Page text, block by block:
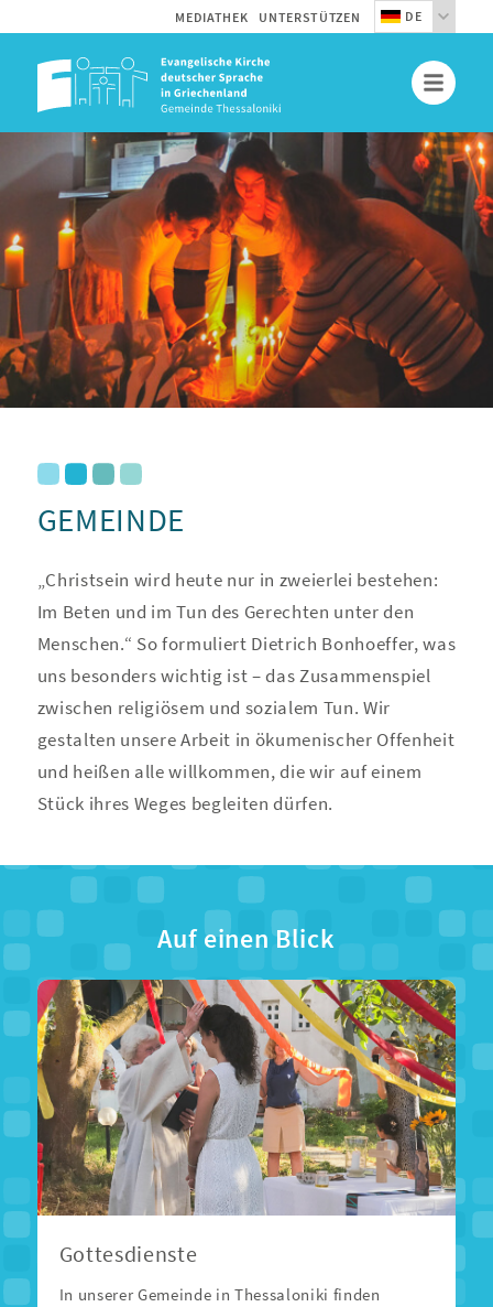
MEDIATHEK UNTERSTÜTZEN DE
GEMEINDE
„Christsein wird heute nur in zweierlei bestehen:
Im Beten und im Tun des Gerechten unter den
Menschen.“ So formuliert Dietrich Bonhoeffer, was
uns besonders wichtig ist – das Zusammenspiel
zwischen religiösem und sozialem Tun. Wir
gestalten unsere Arbeit in ökumenischer Offenheit
und heißen alle willkommen, die wir auf einem
Stück ihres Weges begleiten dürfen.
Auf einen Blick
Gottesdienste
In unserer Gemeinde in Thessaloniki finden